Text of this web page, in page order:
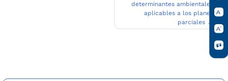
determinantes ambientales
aplicables a los planes
parciales